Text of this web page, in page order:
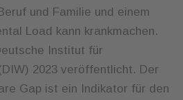
und Familie und einem
Load kann krankmachen.
Institut für
2023 veröffentlicht. Der
Gap ist ein Indikator für den